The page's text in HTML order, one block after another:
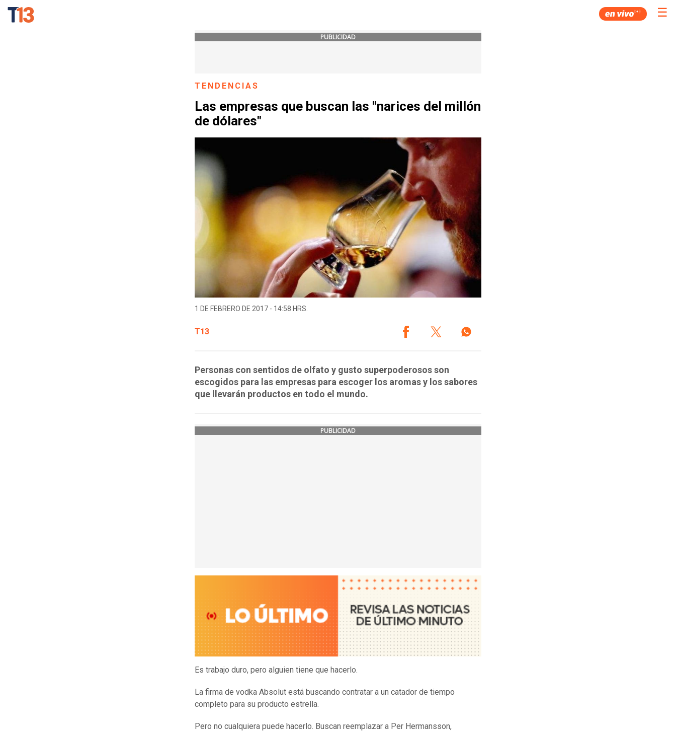
☰
PUBLICIDAD
TENDENCIAS
Las empresas que buscan las "narices del millón
de dólares"
1 DE FEBRERO DE 2017 - 14:58 HRS.
T13
Personas con sentidos de olfato y gusto superpoderosos son
escogidos para las empresas para escoger los aromas y los sabores
que llevarán productos en todo el mundo.
PUBLICIDAD
Es trabajo duro, pero alguien tiene que hacerlo.
La firma de vodka Absolut está buscando contratar a un catador de tiempo
completo para su producto estrella.
Pero no cualquiera puede hacerlo. Buscan reemplazar a Per Hermansson,